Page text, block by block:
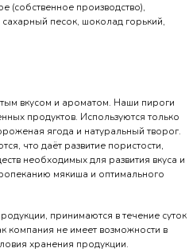
(собственное производство),
песок, шоколад горький,
вкусом и ароматом. Наши пироги
продуктов. Используются только
ягода и натуральный творог.
что даёт развитие пористости,
необходимых для развития вкуса и
мякиша и оптимального
принимаются в течение суток
компания не имеет возможности в
хранения продукции.